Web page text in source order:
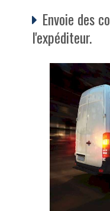
Envoie des
l'expéditeur.